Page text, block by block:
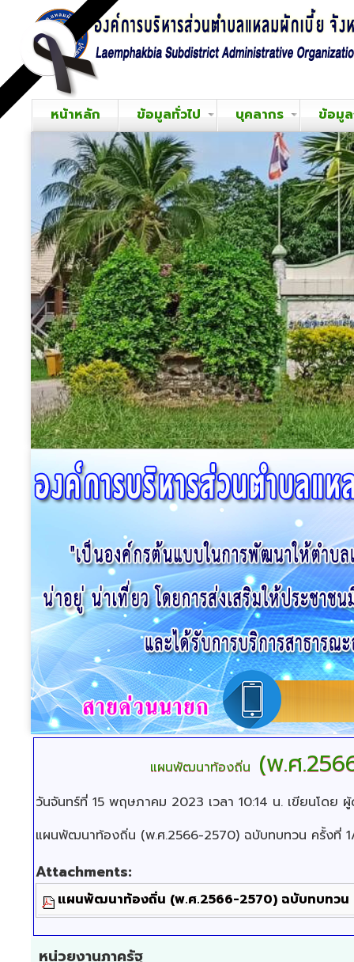
หน้าหลัก ข้อมูลทั่วไป บุคลากร ข้อมู
แผนพัฒนาท้องถิ่น (พ.ศ
วันจันทร์ที่ 15 พฤษภาคม 2023 เวลา 10:14 น. เขียนโดย ผู้
แผนพัฒนาท้องถิ่น (พ.ศ.2566-2570) ฉบับทบทวน ครั้งที่
Attachments:
แผนพัฒนาท้องถิ่น (พ.ศ.2566-2570) ฉบับทบทวน
หน่วยงานภาครัฐ